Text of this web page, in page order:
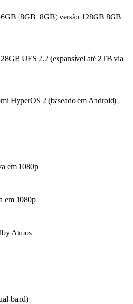
(8GB+8GB) versão 128GB 8GB
UFS 2.2 (expansível até 2TB via
HyperOS 2 (baseado em Android)
em 1080p
em 1080p
Atmos
band)